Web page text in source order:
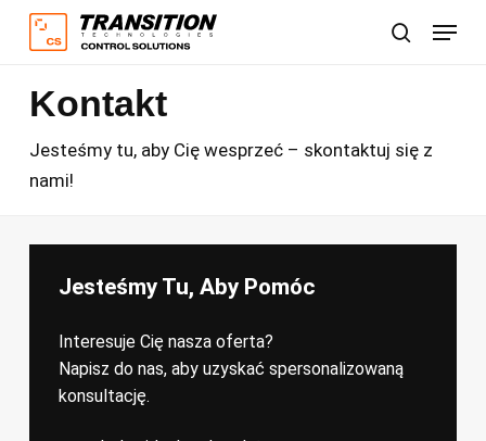
Skip
content
Szukaj
Menu
Kontakt
Jesteśmy tu, aby Cię wesprzeć – skontaktuj się z
nami!
Jesteśmy Tu, Aby Pomóc
Interesuje Cię nasza oferta?
Napisz do nas, aby uzyskać spersonalizowaną
konsultację.